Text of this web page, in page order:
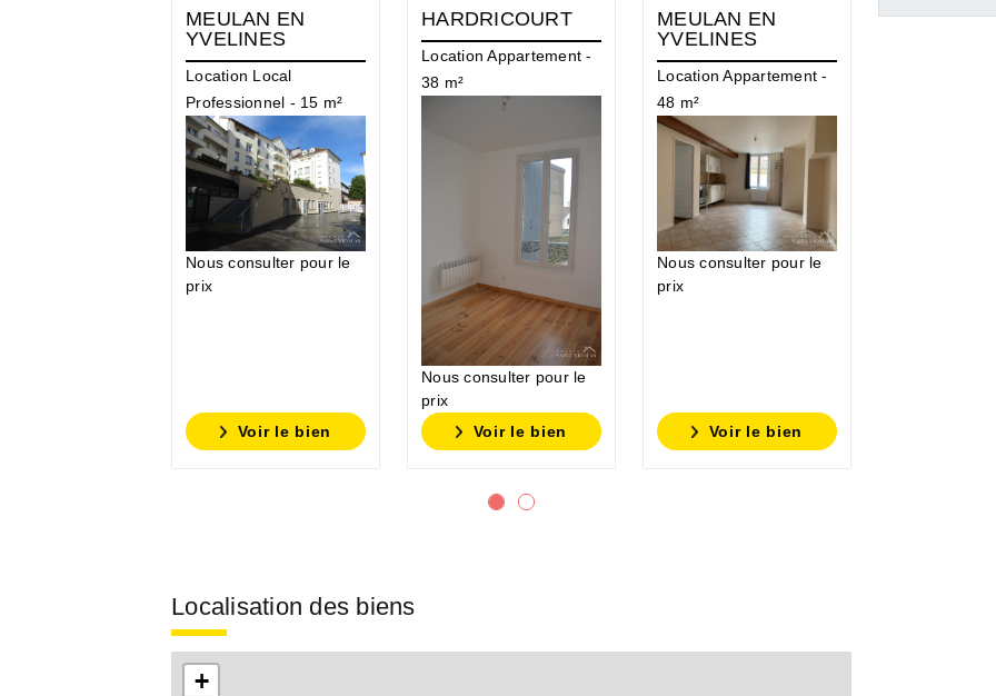
MEULAN EN
YVELINES
Location Local
Professionnel - 15 m²
Nous consulter pour le
prix
Voir le bien
HARDRICOURT
Location Appartement -
38 m²
Nous consulter pour le
prix
Voir le bien
MEULAN EN
YVELINES
Location Appartement -
48 m²
Nous consulter pour le
prix
Voir le bien
MEULAN
Localisation des biens
+